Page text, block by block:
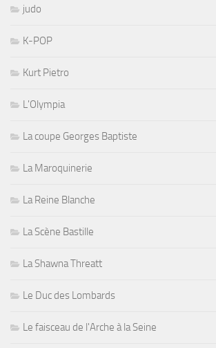
judo
K-POP
Kurt Pietro
L'Olympia
La coupe Georges Baptiste
La Maroquinerie
La Reine Blanche
La Scène Bastille
La Shawna Threatt
Le Duc des Lombards
Le faisceau de l'Arche à la Seine